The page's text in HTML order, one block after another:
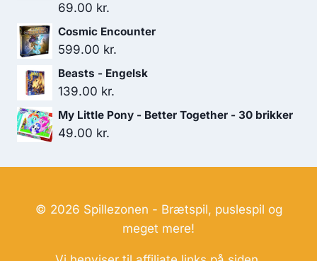
69.00 kr.
Cosmic Encounter
599.00 kr.
Beasts - Engelsk
139.00 kr.
My Little Pony - Better Together - 30 brikker
49.00 kr.
© 2026 Spillezonen - Brætspil, puslespil og
meget mere!